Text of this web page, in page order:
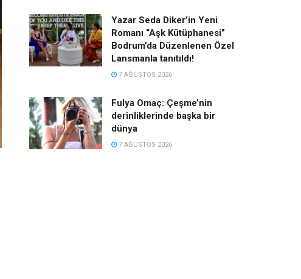
Yazar Seda Diker’in Yeni
Romanı “Aşk Kütüphanesi”
Bodrum’da Düzenlenen Özel
Lansmanla tanıtıldı!
7 AĞUSTOS 2026
Fulya Omaç: Çeşme’nin
derinliklerinde başka bir
dünya
7 AĞUSTOS 2026